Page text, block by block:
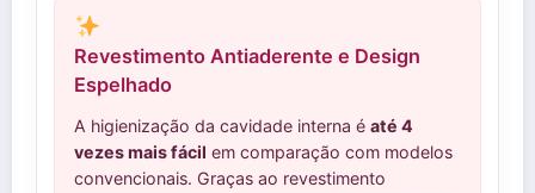
Revestimento Antiaderente e Design
Espelhado
A higienização da cavidade interna é até 4
vezes mais fácil em comparação com modelos
convencionais. Graças ao revestimento